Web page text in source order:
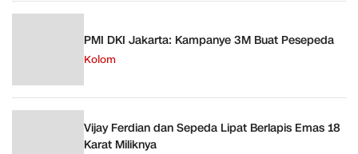
PMI DKI Jakarta: Kampanye 3M Buat Pesepeda
Kolom
Vijay Ferdian dan Sepeda Lipat Berlapis Emas 18
Karat Miliknya